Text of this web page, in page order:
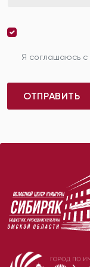
Я соглашаюсь с